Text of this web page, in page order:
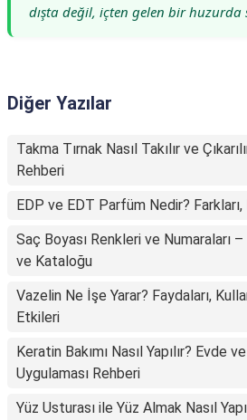
dışta değil, içten gelen bir huzurda
Diğer Yazılar
Takma Tırnak Nasıl Takılır ve
Rehberi
EDP ve EDT Parfüm Nedir? Farkları,
Saç Boyası Renkleri ve Numaraları –
ve Kataloğu
Vazelin Ne İşe Yarar? Faydaları,
Etkileri
Keratin Bakımı Nasıl Yapılır? Evde
Uygulaması Rehberi
Yüz Usturası ile Yüz Almak Nasıl